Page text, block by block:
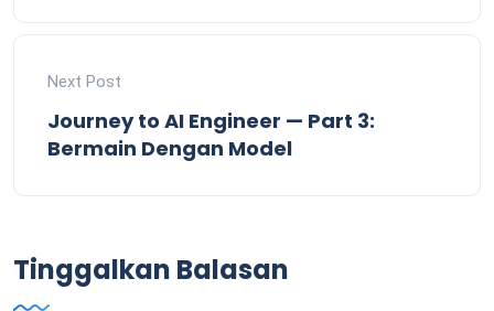
Next Post
Journey to AI Engineer — Part 3:
Bermain Dengan Model
Tinggalkan Balasan